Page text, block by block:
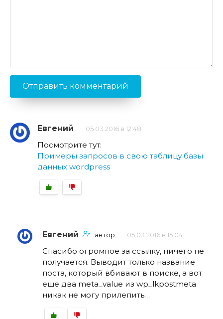
Евгений 05.03.2016 в 12:48
Посмотрите тут:
Примеры запросов в свою таблицу базы
данных wordpress
Евгений автор 05.03.2016 в 15:04
Спасибо огромное за ссылку, ничего не
получается. Выводит только название
поста, который вбивают в поиске, а вот
еще два meta_value из wp_lkpostmeta
никак не могу прилепить…